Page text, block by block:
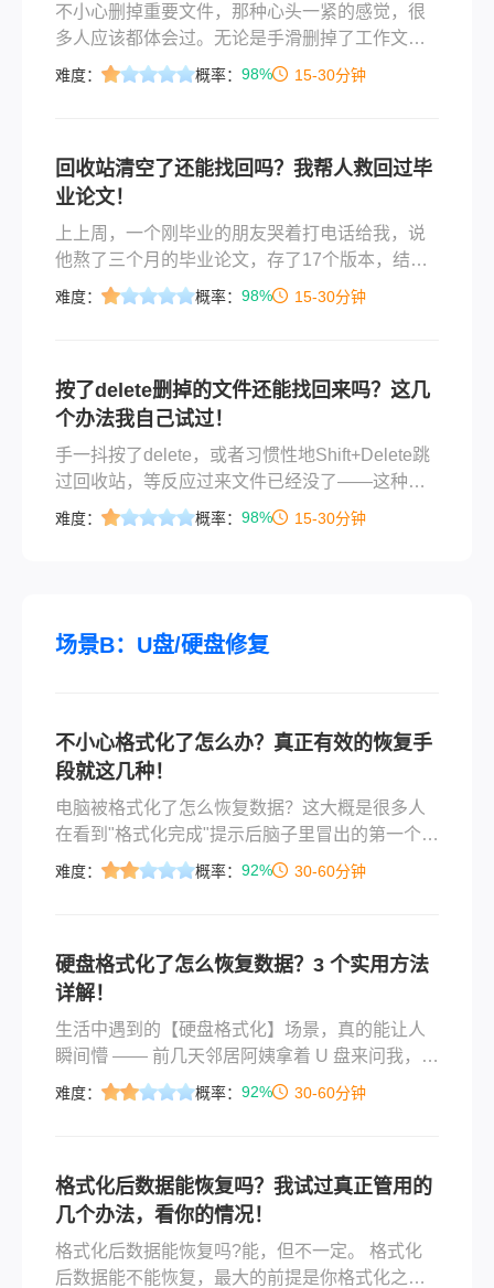
不小心删掉重要文件，那种心头一紧的感觉，很
多人应该都体会过。无论是手滑删掉了工作文
档，还是清空回收站之后才想起里面还有要用的
据还没被覆盖，恢复的希望就不小。这篇文章按
从简单到复杂的顺序，把靠谱的恢复方法讲清
楚，覆盖误删、格式化、回收站清空、U盘文件丢
失、设备损坏等常见情况。
难度： 概率： 98% 15-30分钟
回收站清空了还能找回吗？我帮人救回过毕
业论文！
上上周，一个刚毕业的朋友哭着打电话给我，说
他熬了三个月的毕业论文，存了17个版本，结果
手滑点了“清空回收站”——系统直接清得干干净
出来了，连那个被覆盖过两次的草稿都捞回来
了。说实话，这种事我见太多次了，‌电脑里回收
站的东西删掉怎么恢复‌？能，但你得赶在新文件
覆盖前动手。
难度： 概率： 98% 15-30分钟
按了delete删掉的文件还能找回来吗？这几
个办法我自己试过！
手一抖按了delete，或者习惯性地Shift+Delete跳
过回收站，等反应过来文件已经没了——这种事
谁都碰上过。慌也没用，关键是赶紧想办法。怎
个靠谱的办法讲一遍，覆盖误删、回收站清空、
难度： 概率： 98% 15-30分钟
场景B：U盘/硬盘修复
不小心格式化了怎么办？真正有效的恢复手
段就这几种！
电脑被格式化了怎么恢复数据？这大概是很多人
在看到"格式化完成"提示后脑子里冒出的第一个问
题。不管是手滑点错了、重装系统时选错分区，
删、格式化、分区丢失、设备异常等常见情况。
难度： 概率： 92% 30-60分钟
硬盘格式化了怎么恢复数据？3 个实用方法
详解！
生活中遇到的【硬盘格式化】场景，真的能让人
瞬间懵 —— 前几天邻居阿姨拿着 U 盘来问我，说
插电脑提示 “需要格式化才能使用”，她点了确
时心都凉了半截。不光硬盘，U 盘、内存卡也一
样，不管是误格式化，还是 Shift+Delete 删文
件、拖拽时不小心丢了，大家第一反应肯定是 “还
能找回来不？”那么硬盘格式化了怎么恢复数据
难度： 概率： 92% 30-60分钟
格式化后数据能恢复吗？我试过真正管用的
几个办法，看你的情况！
格式化后数据能恢复吗?能，但不一定。 格式化
后数据能不能恢复，最大的前提是你格式化之后